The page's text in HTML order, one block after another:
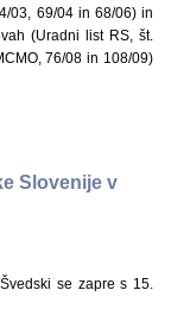
03, 69/04 in 68/06) in
(Uradni list RS, št.
76/08 in 108/09)
Slovenije v
se zapre s 15.